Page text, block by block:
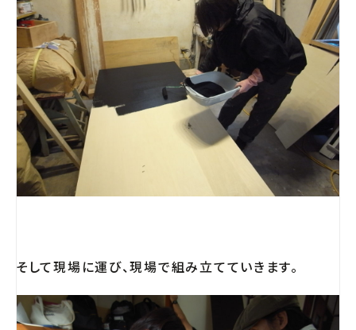
そして現場に運び、現場で組み立てていきます。